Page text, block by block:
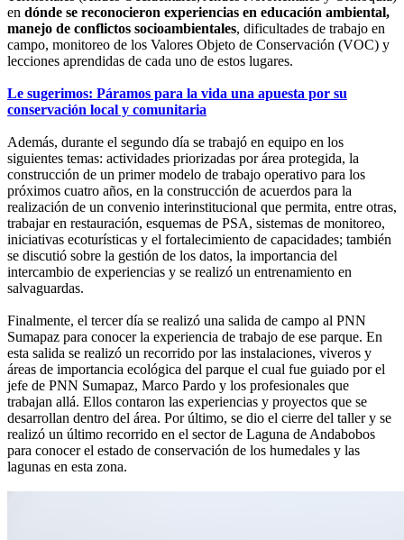
en dónde se reconocieron experiencias en educación ambiental,
manejo de conflictos socioambientales, dificultades de trabajo en
campo, monitoreo de los Valores Objeto de Conservación (VOC) y
lecciones aprendidas de cada uno de estos lugares.
Le sugerimos: Páramos para la vida una apuesta por su
conservación local y comunitaria
Además, durante el segundo día se trabajó en equipo en los
siguientes temas: actividades priorizadas por área protegida, la
construcción de un primer modelo de trabajo operativo para los
próximos cuatro años, en la construcción de acuerdos para la
realización de un convenio interinstitucional que permita, entre otras,
trabajar en restauración, esquemas de PSA, sistemas de monitoreo,
iniciativas ecoturísticas y el fortalecimiento de capacidades; también
se discutió sobre la gestión de los datos, la importancia del
intercambio de experiencias y se realizó un entrenamiento en
salvaguardas.
Finalmente, el tercer día se realizó una salida de campo al PNN
Sumapaz para conocer la experiencia de trabajo de ese parque. En
esta salida se realizó un recorrido por las instalaciones, viveros y
áreas de importancia ecológica del parque el cual fue guiado por el
jefe de PNN Sumapaz, Marco Pardo y los profesionales que
trabajan allá. Ellos contaron las experiencias y proyectos que se
desarrollan dentro del área. Por último, se dio el cierre del taller y se
realizó un último recorrido en el sector de Laguna de Andabobos
para conocer el estado de conservación de los humedales y las
lagunas en esta zona.